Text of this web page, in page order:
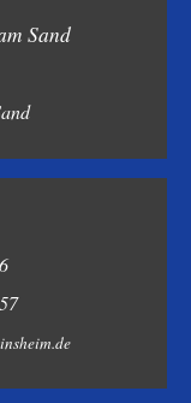
Sand